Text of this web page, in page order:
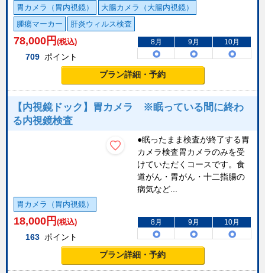
胃カメラ（胃内視鏡）
大腸カメラ（大腸内視鏡）
腫瘍マーカー
肝炎ウィルス検査
78,000 円 (税込)
709 ポイント
8月 9月 10月
プラン詳細・予約
【内視鏡ドック】胃カメラ ※眠っている間に終わ
る内視鏡検査
●眠ったまま検査が終了する胃
カメラ検査胃カメラのみを受
けていただくコースです。食
道がん・胃がん・十二指腸の
病気など...
胃カメラ（胃内視鏡）
18,000 円 (税込)
163 ポイント
8月 9月 10月
プラン詳細・予約